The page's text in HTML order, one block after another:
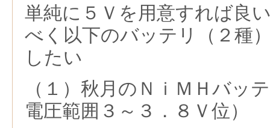
単純に５Ｖを用意すれば良
べく以下のバッテリ（２種
したい
（１）秋月のＮｉＭＨバッ
電圧範囲３～３．８Ｖ位）